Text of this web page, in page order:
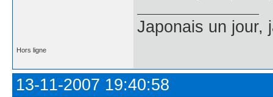
Japonais un jour,
Hors ligne
13-11-2007 19:40:58